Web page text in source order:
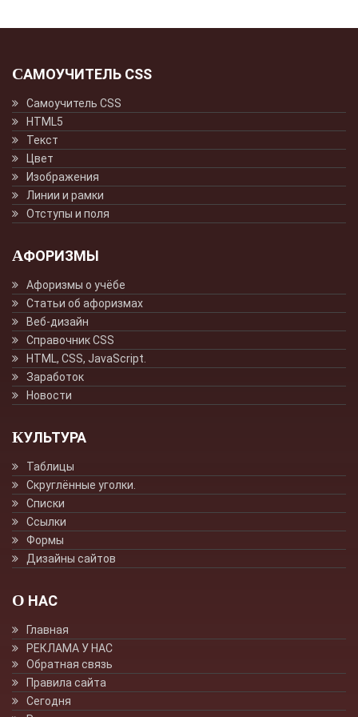
САМОУЧИТЕЛЬ CSS
Самоучитель CSS
HTML5
Текст
Цвет
Изображения
Линии и рамки
Отступы и поля
АФОРИЗМЫ
Афоризмы о учёбе
Статьи об афоризмах
Веб-дизайн
Справочник CSS
HTML, CSS, JavaScript.
Заработок
Новости
КУЛЬТУРА
Таблицы
Скруглённые уголки.
Списки
Ссылки
Формы
Дизайны сайтов
О НАС
Главная
РЕКЛАМА У НАС
Обратная связь
Правила сайта
Сегодня